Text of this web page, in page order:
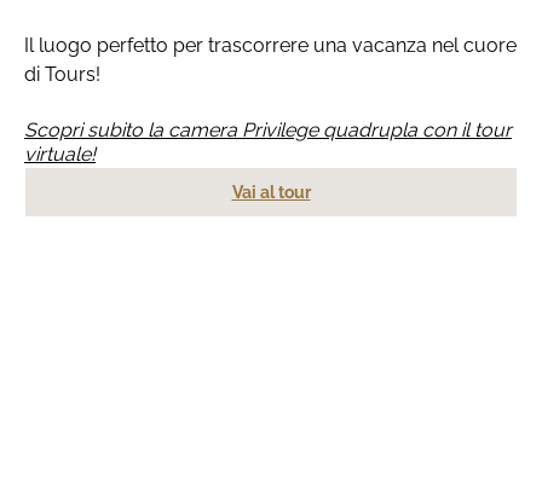
Il luogo perfetto per trascorrere una vacanza nel cuore
di Tours!
Scopri subito la camera Privilege quadrupla con il tour
virtuale!
Vai al tour